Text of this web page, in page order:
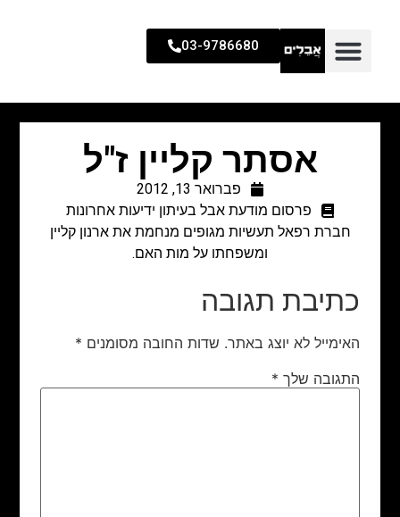
03-9786680
אסתר קליין ז"ל
פברואר 13, 2012
פרסום מודעת אבל בעיתון ידיעות אחרונות
חברת רפאל תעשיות מגופים מנחמת את ארנון קליין
ומשפחתו על מות האם.
כתיבת תגובה
האימייל לא יוצג באתר. שדות החובה מסומנים *
התגובה שלך *